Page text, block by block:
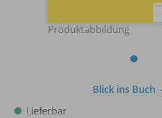
Produktabbildung
Blick ins Buch
Lieferbar